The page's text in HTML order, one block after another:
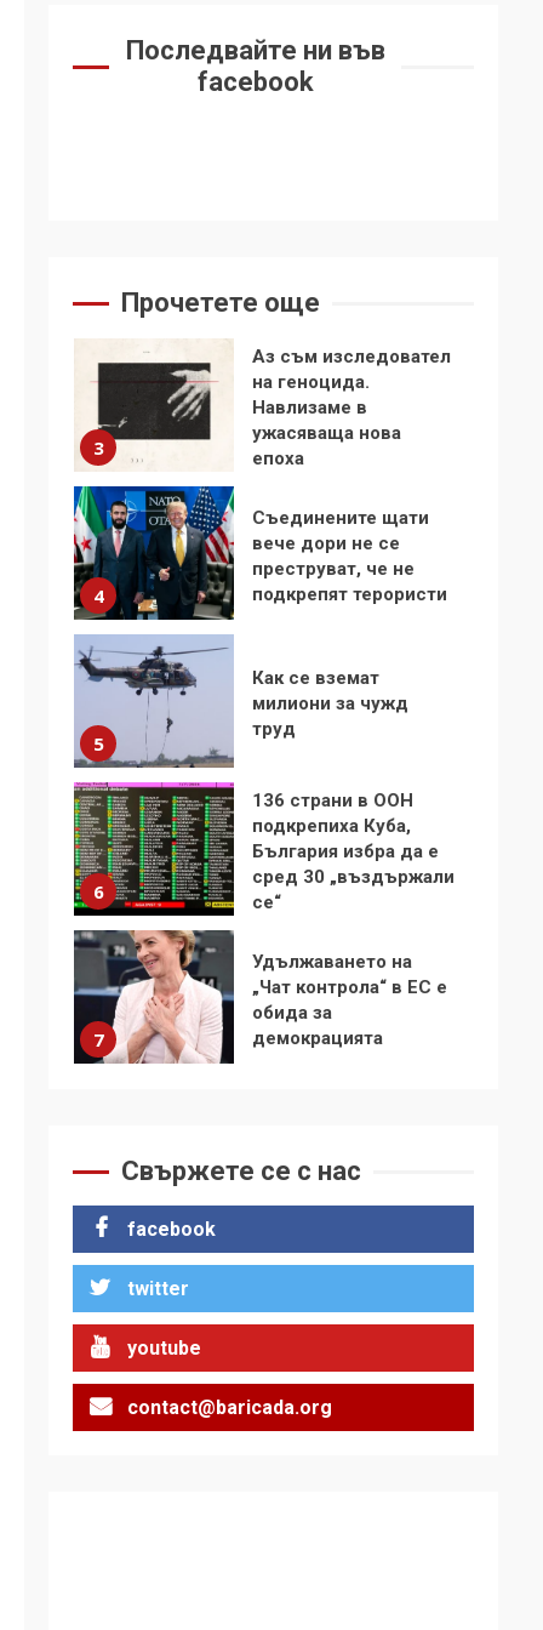
Последвайте ни във
facebook
Прочетете още
1
изкачване на Черни
връх по неговите
стъпки от 1972 г.
3
на геноцида.
ужасяваща нова
епоха
4
Съединените щати
вече дори не се
подкрепят терористи
5
Как се вземат
6
136 страни в ООН
сред 30 „въздържали
се“
Удължаването на
„Чат контрола“ в ЕС е
демокрацията
За 100-годишнината
на Фидел Кастро –
2
3
Аз съм изследовател
Навлизаме в
епоха
Свържете се с нас
facebook
twitter
youtube
contact@baricada.org